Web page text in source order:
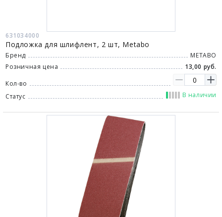
631034000
Подложка для шлифлент, 2 шт, Metabo
Бренд
METABO
Розничная цена
13,00 руб.
Кол-во
Статус
В наличии